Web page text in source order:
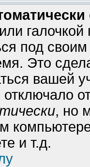
галочкой
под
Это
вашей
отключало
, но
и т.д.